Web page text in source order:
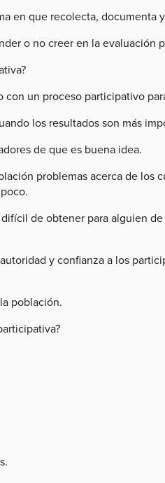
en que recolecta, documenta
o no creer en la evaluación
con un proceso participativo
los resultados son más
de que es buena idea.
problemas acerca de los
difícil de obtener para alguien
y confianza a los
población.